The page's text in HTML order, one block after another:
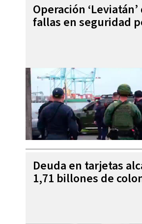
Operación
fallas en seguridad
Deuda en tarjetas
1,71 billones de